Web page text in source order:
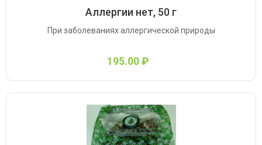
Аллергии нет, 50 г
При заболеваниях аллергической природы
195.00 ₽